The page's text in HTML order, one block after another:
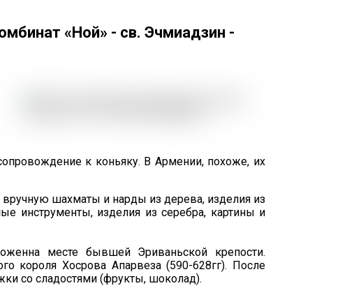
«Ной» - св. Эчмиадзин -
к коньяку. В Армении, похоже, их
шахматы и нарды из дерева, изделия из
инструменты, изделия из серебра, картины и
месте бывшей Эриваньской крепости.
короля Хосрова Апарвеза (590-628гг). После
со сладостями (фрукты, шоколад).